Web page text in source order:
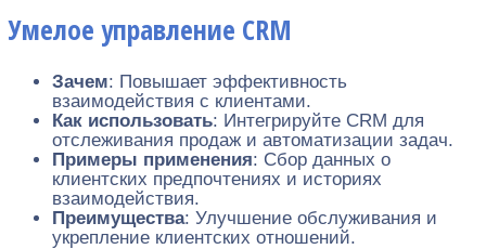
Умелое управление CRM
Зачем: Повышает эффективность
взаимодействия с клиентами.
Как использовать: Интегрируйте CRM для
отслеживания продаж и автоматизации задач.
Примеры применения: Сбор данных о
клиентских предпочтениях и историях
взаимодействия.
Преимущества: Улучшение обслуживания и
укрепление клиентских отношений.